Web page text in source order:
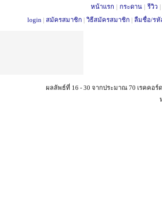
หน้าแรก | กระดาน | รีวิว |
login | สมัครสมาชิก | วิธีสมัครสมาชิก | ลืมชื่อ/รหั
ผลลัพธ์ที่ 16 - 30 จากประมาณ 70 เรคคอร์